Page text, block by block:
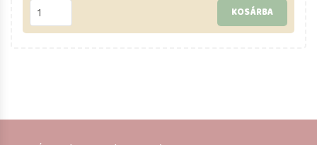
KOSÁRBA